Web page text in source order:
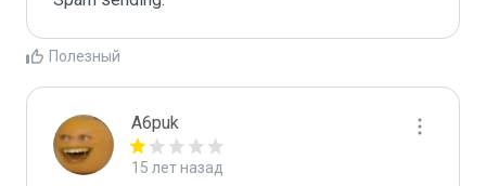
Полезный
A6puk
15 лет назад